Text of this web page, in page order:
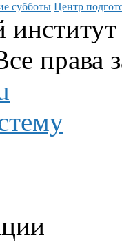
субботы Центр